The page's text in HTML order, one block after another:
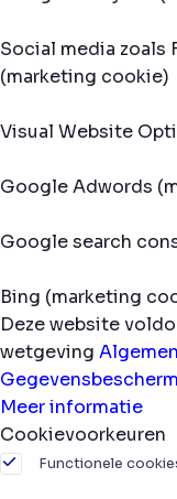
Social media zoals
(marketing cookie)
Visual Website
Google Adwords
Google search
Bing (marketing
Deze website
wetgeving
Meer informatie
Cookievoorkeuren
Functionele